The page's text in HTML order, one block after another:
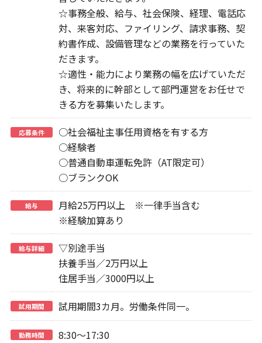
☆事務全般、給与、社会保険、経理、電話応
対、来客対応、ファイリング、請求事務、契
約書作成、設備管理などの業務を行っていた
だきます。
☆適性・能力により業務の幅を広げていただ
き、将来的に幹部として部門運営をお任せで
きる方を募集いたします。
応募条件
○社会福祉主事任用資格を有する方
○経験者
○普通自動車運転免許（AT限定可）
○ブランクOK
給与
月給25万円以上 ※一律手当含む
※経験加算あり
給与詳細
▽別途手当
扶養手当／2万円以上
住居手当／3000円以上
試用期間 試用期間3カ月。労働条件同一。
勤務時間 8:30～17:30